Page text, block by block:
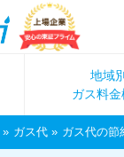
地域
ガス料金
ガス代 ガス代の節